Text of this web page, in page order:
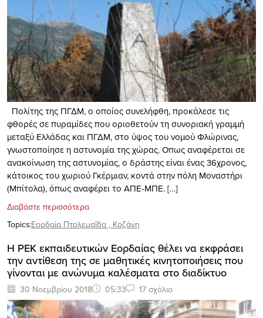
Πολίτης της ΠΓΔΜ, ο οποίος συνελήφθη, προκάλεσε τις
φθορές σε πυραμίδες που οριοθετούν τη συνοριακή γραμμή
μεταξύ Ελλάδας και ΠΓΔΜ, στο ύψος του νομού Φλώρινας,
γνωστοποίησε η αστυνομία της χώρας. Oπως αναφέρεται σε
ανακοίνωση της αστυνομίας, ο δράστης είναι ένας 36χρονος,
κάτοικος του χωριού Γκέρμιαν, κοντά στην πόλη Μοναστήρι
(Μπίτολα), όπως αναφέρει το ΑΠΕ-ΜΠΕ. […]
Διαβάστε περισσότερα
Topics:Εορδαία Πτολεμαΐδα , Κοζάνη
H ΡΕΚ εκπαιδευτικών Εορδαίας θέλει να εκφράσει
την αντίθεση της σε μαθητικές κινητοποιήσεις που
γίνονται με ανώνυμα καλέσματα στο διαδίκτυο
30 Νοεμβρίου 2018 05:33 17 σχόλια